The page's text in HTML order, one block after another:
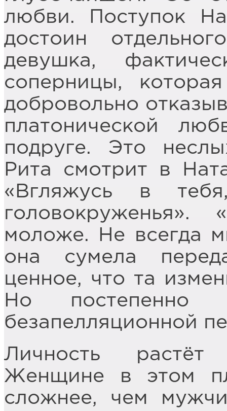
любви. Поступок
достоин
девушка,
соперницы,
добровольно
платонической
подруге. Это
Рита смотрит в
«Вгляжусь в
моложе. Не всегда
она сумела
ценное, что та
Но постепенно
безапелляционной
Личность
Женщине в этом
сложнее, чем